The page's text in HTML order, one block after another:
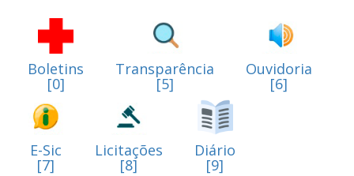
Boletins
[0]
Transparência
[5]
Ouvidoria
[6]
E-Sic
[7]
Licitações
[8]
Diário
[9]